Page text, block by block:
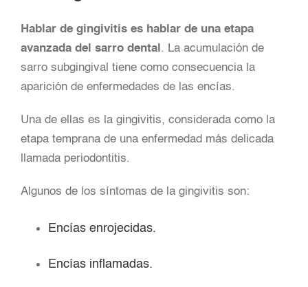
Hablar de gingivitis es hablar de una etapa
avanzada del sarro dental . La acumulación de
sarro subgingival tiene como consecuencia la
aparición de enfermedades de las encías.
Una de ellas es la gingivitis, considerada como la
etapa temprana de una enfermedad más delicada
llamada periodontitis.
Algunos de los síntomas de la gingivitis son:
Encías enrojecidas.
Encías inflamadas.